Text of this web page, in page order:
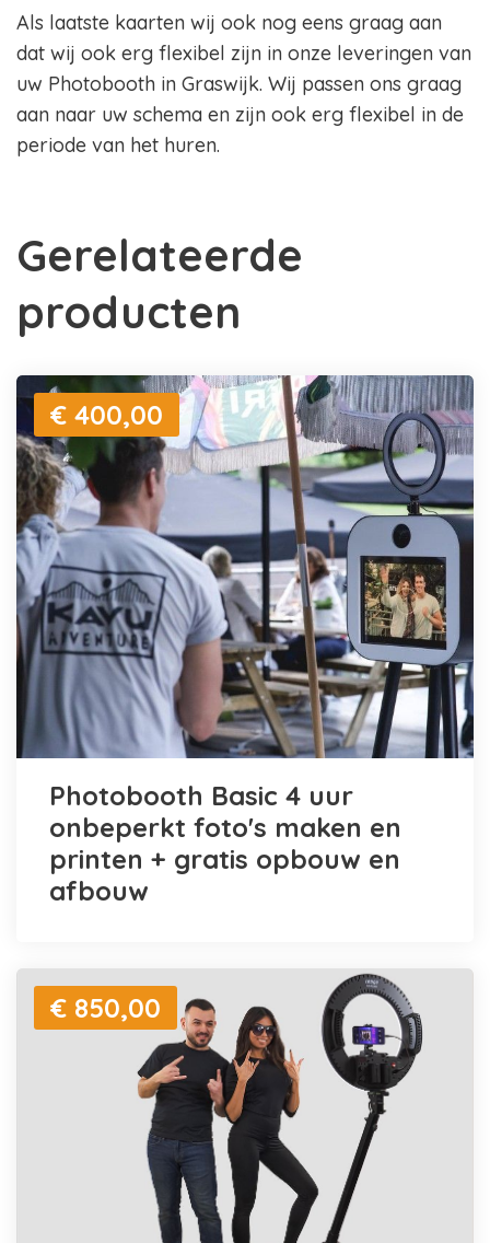
Als laatste kaarten wij ook nog eens graag aan
dat wij ook erg flexibel zijn in onze leveringen van
uw Photobooth in Graswijk. Wij passen ons graag
aan naar uw schema en zijn ook erg flexibel in de
periode van het huren.
Gerelateerde
producten
€ 400,00
Photobooth Basic 4 uur
onbeperkt foto's maken en
printen + gratis opbouw en
afbouw
€ 850,00